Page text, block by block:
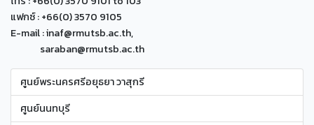
แฟกซ์ : +66(0) 3570 9105
E-mail : inaf@rmutsb.ac.th,
saraban@rmutsb.ac.th
ศูนย์พระนครศรีอยุธยา วาสุกรี
ศูนย์นนทบุรี